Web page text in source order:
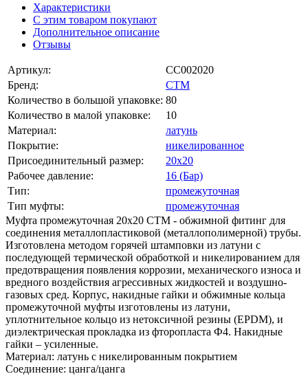
Характеристики
С этим товаром покупают
Дополнительное описание
Отзывы
Артикул:
CC002020
Бренд:
СТМ
Количество в большой упаковке: 80
Количество в малой упаковке:
10
Материал:
латунь
Покрытие:
никелированное
Присоединительный размер:
20х20
Рабочее давление:
16 (Бар)
Тип:
промежуточная
Тип муфты:
промежуточная
Муфта промежуточная 20х20 CTM - обжимной фитинг для
соединения металлопластиковой (металлополимерной) трубы.
Изготовлена методом горячей штамповки из латуни с
последующей термической обработкой и никелированием для
предотвращения появления коррозии, механического износа и
вредного воздействия агрессивных жидкостей и воздушно-
газовых сред. Корпус, накидные гайки и обжимные кольца
промежуточной муфты изготовлены из латуни,
уплотнительное кольцо из нетоксичной резины (EPDM), и
диэлектрическая прокладка из фторопласта Ф4. Накидные
гайки – усиленные.
Материал: латунь с никелированным покрытием
Соединение: цанга/цанга